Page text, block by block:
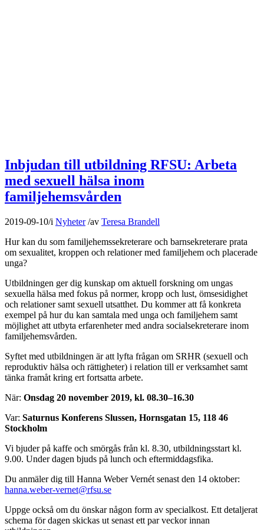
Inbjudan till utbildning RFSU: Arbeta
med sexuell hälsa inom
familjehemsvården
2019-09-10/i Nyheter /av Teresa Brandell
Hur kan du som familjehemssekreterare och barnsekreterare prata
om sexualitet, kroppen och relationer med familjehem och placerade
unga?
Utbildningen ger dig kunskap om aktuell forskning om ungas
sexuella hälsa med fokus på normer, kropp och lust, ömsesidighet
och relationer samt sexuell utsatthet. Du kommer att få konkreta
exempel på hur du kan samtala med unga och familjehem samt
möjlighet att utbyta erfarenheter med andra socialsekreterare inom
familjehemsvården.
Syftet med utbildningen är att lyfta frågan om SRHR (sexuell och
reproduktiv hälsa och rättigheter) i relation till er verksamhet samt
tänka framåt kring ert fortsatta arbete.
När: Onsdag 20 november 2019, kl. 08.30–16.30
Var: Saturnus Konferens Slussen, Hornsgatan 15, 118 46
Stockholm
Vi bjuder på kaffe och smörgås från kl. 8.30, utbildningsstart kl.
9.00. Under dagen bjuds på lunch och eftermiddagsfika.
Du anmäler dig till Hanna Weber Vernét senast den 14 oktober:
hanna.weber-vernet@rfsu.se
Uppge också om du önskar någon form av specialkost. Ett detaljerat
schema för dagen skickas ut senast ett par veckor innan